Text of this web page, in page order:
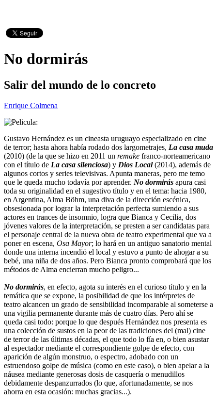
No dormirás
Salir del mundo de lo concreto
Enrique Colmena
Gustavo Hernández es un cineasta uruguayo especializado en cine
de terror; hasta ahora había rodado dos largometrajes, La casa muda
(2010) (de la que se hizo en 2011 un remake franco-norteamericano
con el título de La casa silenciosa) y Dios Local(2014), además de
algunos cortos y series televisivas. Apunta maneras, pero me temo
que le queda mucho todavía por aprender. No dormirás apura casi
toda su originalidad en el sugestivo título y en el tema: hacia 1980,
en Argentina, Alma Böhm, una diva de la dirección escénica,
obsesionada por lograr la interpretación perfecta sumiendo a sus
actores en trances de insomnio, logra que Bianca y Cecilia, dos
jóvenes valores de la interpretación, se presten a ser candidatas para
el personaje central de la nueva obra de teatro experimental que va a
poner en escena, Osa Mayor; lo hará en un antiguo sanatorio mental
donde una interna incendió el local y estuvo a punto de ahogar a su
bebé, una niña de dos años. Pero Bianca pronto comprobará que los
métodos de Alma encierran mucho peligro...
No dormirás, en efecto, agota su interés en el curioso título y en la
temática que se expone, la posibilidad de que los intérpretes de
teatro alcancen un grado de sensibilidad incomparable al someterse a
una vigilia permanente durante más de cuatro días. Pero ahí se
queda casi todo: porque lo que después Hernández nos presenta es
una colección de sustos en la peor de las tradiciones del (mal) cine
de terror de las últimas décadas, el que todo lo fía en, o bien asustar
al espectador mediante el correspondiente golpe de efecto, con
aparición de algún monstruo, o espectro, adobado con un
estruendoso golpe de música (como en este caso), o bien apelar a la
náusea mediante generosas dosis de casquería o menudillos
debidamente despanzurrados (lo que, afortunadamente, se nos
ahorra en esta ocasión: muchas gracias...).